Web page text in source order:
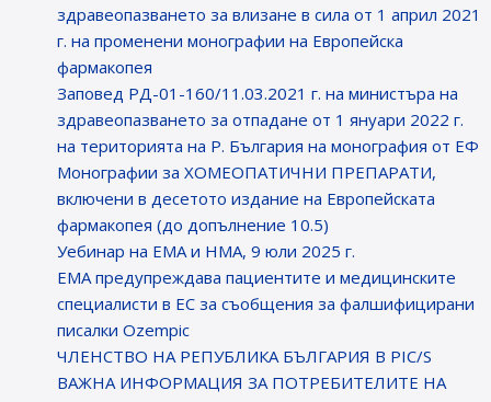
здравеопазването за влизане в сила от 1 април 2021
г. на променени монографии на Европейска
фармакопея
Заповед РД-01-160/11.03.2021 г. на министъра на
здравеопазването за отпадане от 1 януари 2022 г.
на територията на Р. България на монография от ЕФ
Монографии за ХОМЕОПАТИЧНИ ПРЕПАРАТИ,
включени в десетото издание на Европейската
фармакопея (до допълнение 10.5)
Уебинар на ЕМА и НМА, 9 юли 2025 г.
EMA предупреждава пациентите и медицинските
специалисти в ЕС за съобщения за фалшифицирани
писалки Ozempic
ЧЛЕНСТВО НА РЕПУБЛИКА БЪЛГАРИЯ В PIC/S
ВАЖНА ИНФОРМАЦИЯ ЗА ПОТРЕБИТЕЛИТЕ НА